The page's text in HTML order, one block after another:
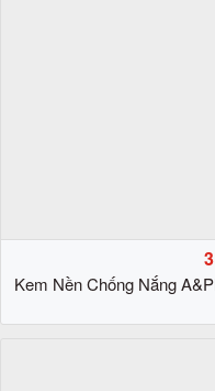
Kem Nền Chống Nắng